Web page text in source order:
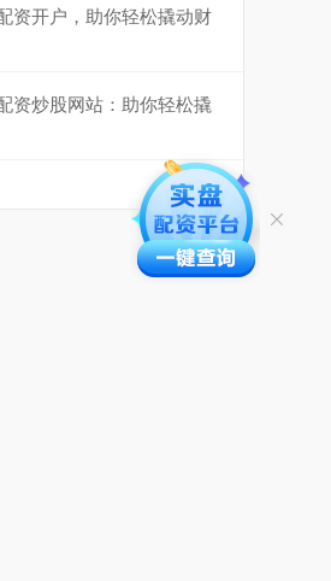
资开户，助你轻松撬动财
资炒股网站：助你轻松撬